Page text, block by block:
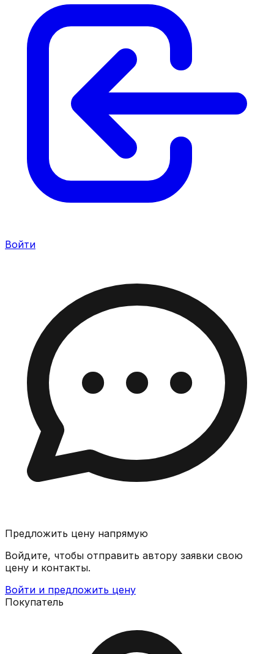
Войти
Предложить цену напрямую
Войдите, чтобы отправить автору заявки свою
цену и контакты.
Войти и предложить цену
Покупатель